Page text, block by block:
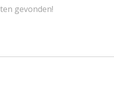
gevonden!